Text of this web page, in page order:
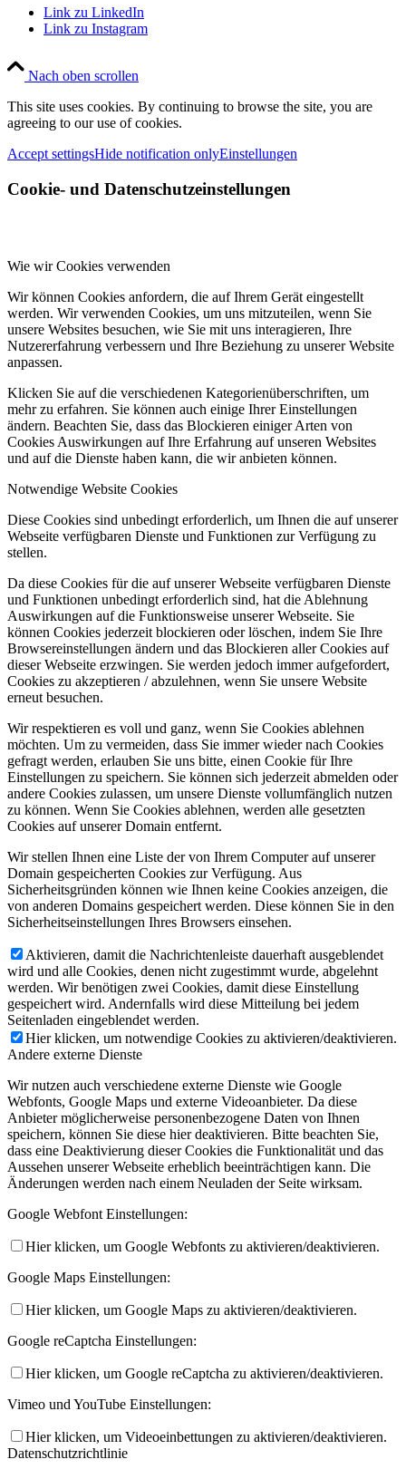
Link zu LinkedIn
Link zu Instagram
Nach oben scrollen
This site uses cookies. By continuing to browse the site, you are
agreeing to our use of cookies.
Accept settingsHide notification onlyEinstellungen
Cookie- und Datenschutzeinstellungen
Wie wir Cookies verwenden
Wir können Cookies anfordern, die auf Ihrem Gerät eingestellt
werden. Wir verwenden Cookies, um uns mitzuteilen, wenn Sie
unsere Websites besuchen, wie Sie mit uns interagieren, Ihre
Nutzererfahrung verbessern und Ihre Beziehung zu unserer Website
anpassen.
Klicken Sie auf die verschiedenen Kategorienüberschriften, um
mehr zu erfahren. Sie können auch einige Ihrer Einstellungen
ändern. Beachten Sie, dass das Blockieren einiger Arten von
Cookies Auswirkungen auf Ihre Erfahrung auf unseren Websites
und auf die Dienste haben kann, die wir anbieten können.
Notwendige Website Cookies
Diese Cookies sind unbedingt erforderlich, um Ihnen die auf unserer
Webseite verfügbaren Dienste und Funktionen zur Verfügung zu
stellen.
Da diese Cookies für die auf unserer Webseite verfügbaren Dienste
und Funktionen unbedingt erforderlich sind, hat die Ablehnung
Auswirkungen auf die Funktionsweise unserer Webseite. Sie
können Cookies jederzeit blockieren oder löschen, indem Sie Ihre
Browsereinstellungen ändern und das Blockieren aller Cookies auf
dieser Webseite erzwingen. Sie werden jedoch immer aufgefordert,
Cookies zu akzeptieren / abzulehnen, wenn Sie unsere Website
erneut besuchen.
Wir respektieren es voll und ganz, wenn Sie Cookies ablehnen
möchten. Um zu vermeiden, dass Sie immer wieder nach Cookies
gefragt werden, erlauben Sie uns bitte, einen Cookie für Ihre
Einstellungen zu speichern. Sie können sich jederzeit abmelden oder
andere Cookies zulassen, um unsere Dienste vollumfänglich nutzen
zu können. Wenn Sie Cookies ablehnen, werden alle gesetzten
Cookies auf unserer Domain entfernt.
Wir stellen Ihnen eine Liste der von Ihrem Computer auf unserer
Domain gespeicherten Cookies zur Verfügung. Aus
Sicherheitsgründen können wie Ihnen keine Cookies anzeigen, die
von anderen Domains gespeichert werden. Diese können Sie in den
Sicherheitseinstellungen Ihres Browsers einsehen.
Aktivieren, damit die Nachrichtenleiste dauerhaft ausgeblendet
wird und alle Cookies, denen nicht zugestimmt wurde, abgelehnt
werden. Wir benötigen zwei Cookies, damit diese Einstellung
gespeichert wird. Andernfalls wird diese Mitteilung bei jedem
Seitenladen eingeblendet werden.
Hier klicken, um notwendige Cookies zu aktivieren/deaktivieren.
Andere externe Dienste
Wir nutzen auch verschiedene externe Dienste wie Google
Webfonts, Google Maps und externe Videoanbieter. Da diese
Anbieter möglicherweise personenbezogene Daten von Ihnen
speichern, können Sie diese hier deaktivieren. Bitte beachten Sie,
dass eine Deaktivierung dieser Cookies die Funktionalität und das
Aussehen unserer Webseite erheblich beeinträchtigen kann. Die
Änderungen werden nach einem Neuladen der Seite wirksam.
Google Webfont Einstellungen:
Hier klicken, um Google Webfonts zu aktivieren/deaktivieren.
Google Maps Einstellungen:
Hier klicken, um Google Maps zu aktivieren/deaktivieren.
Google reCaptcha Einstellungen:
Hier klicken, um Google reCaptcha zu aktivieren/deaktivieren.
Vimeo und YouTube Einstellungen:
Hier klicken, um Videoeinbettungen zu aktivieren/deaktivieren.
Datenschutzrichtlinie